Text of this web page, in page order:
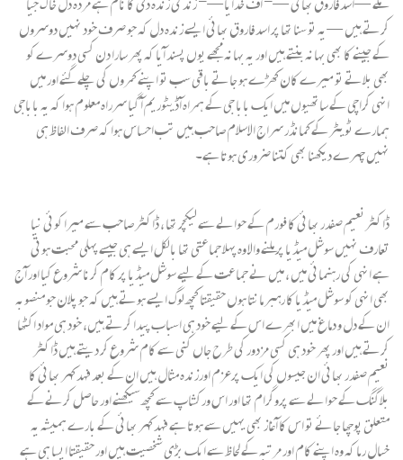
کرتے ہیں — یہ تو سنا تھا پر اسد فاروق بھائی ایسے زندہ دل کہ جو صرف خود نہیں دوسروں
کے جینے کا بھی بہانہ بنتے ہیں اور یہ بہانہ مجھے یوں پسند آیا کہ پھر سارا دن کسی دوسرے کو
بھی بلاتے تو میرے کان کھڑے ہو جاتے باقی سب تو اپنے کمروں کی چلے گئے اور میں
انہی کراچی کے ساتھیوں میں ایک بابا جی کے ہمراہ آڈیٹوریم آ گیا سرراہ معلوم ہوا کہ یہ باباجی
ہمارے ٹویٹر کے کمانڈر سراج الاسلام صاحب ہیں تب احساس ہوا کہ صرف الفاظ ہی
نہیں چہرے دیکھنا بھی کتنا ضروری ہوتا ہے۔
ڈاکٹرنعیم صفدر بھائی کا فورم کے حوالے سے لیکچر تھا ، ڈاکٹر صاحب سے میرا کوئی نیا
تعارف نہیں سوشل میڈیا پر ملنے والا وہ پہلا جماعتی تھا بالکل ایسے ہی جیسے پہلی محبت ہوتی
ہے انہی کی رہنمائی میں ، میں نے جماعت کے لیے سوشل میڈیا پر کام کرنا شروع کیا اور آج
بھی انہی کو سوشل میڈیا کا رہبر مانتا ہوں حقیقتا کچھ لوگ ایسے ہوتے ہیں کہ جو پلان جو منصوبہ
ان کے دل و دماغ میں ابھرے اس کے لیے خود ہی اسباب پیدا کرتے ہیں، خود ہی مواد اکٹھا
کرتے ہیں اور پھر خود ہی کسی مزدور کی طرح جاں کنی سے کام شروع کر دیتے ہیں ڈاکٹر
نعیم صفدر بھائی ان جیسوں کی ایک پرعزم اورزندہ مثال ہیں ان کے بعد فہد کہر بھائی کا
بلاگنگ کے حوالے سے پروگرام تھا اور اس ورکشاپ سے کچھ سیکھنے اور حاصل کرنے کے
متعلق پوچھا جائے تو اس کا آغاز بھی یہیں سے ہوتا ہے فہد کہر بھائی کے بارے ہمیشہ یہ
خیال رہا کہ وہ اپنے کام اور مرتبہ کے لحاظ سے ایک بڑی شخصیت ہیں اور حقیقتا ایسا ہی ہے